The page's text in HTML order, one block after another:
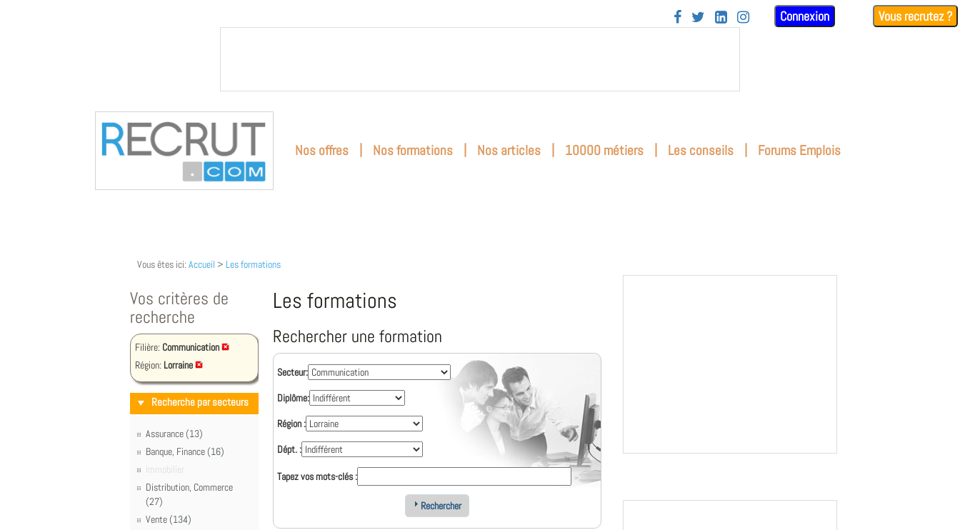
    Connexion Vous recrutez ?
Nos offres | Nos formations | Nos articles | 10000 métiers | Les conseils | Forums Emplois
Vous êtes ici: Accueil > Les formations
Vos critères de
recherche
Filière: Communication
Région: Lorraine
Recherche par secteurs
Assurance (13)
Banque, Finance (16)
Immobilier
Distribution, Commerce
(27)
Vente (134)
Les formations
Rechercher une formation
Secteur:
Diplôme:
Région :
Dépt. :
Tapez vos mots-clés :
Rechercher